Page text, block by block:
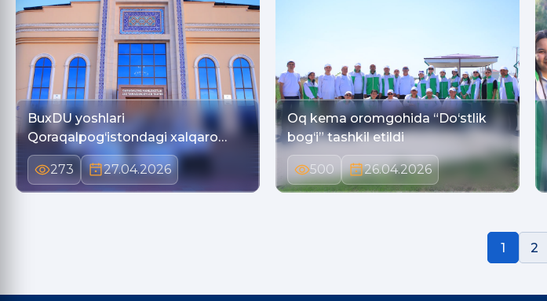
BuxDU yoshlari
Qoraqalpog‘istondagi xalqaro
tadbi…
273
27.04.2026
Oq kema oromgohida “Do‘stlik
bog‘i” tashkil etildi
500 26.04.2026
1 2